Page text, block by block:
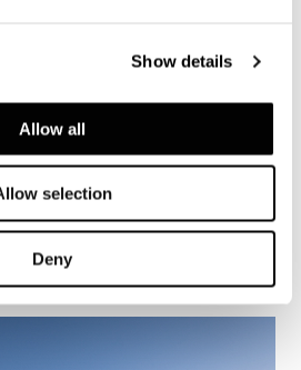
Show details
Allow all
selection
Deny
among the pines
詳細を見る